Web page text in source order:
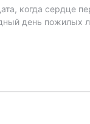
когда сердце
день пожилых